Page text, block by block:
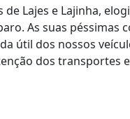
Lajes e Lajinha,
As suas péssimas
útil dos nossos
dos transportes